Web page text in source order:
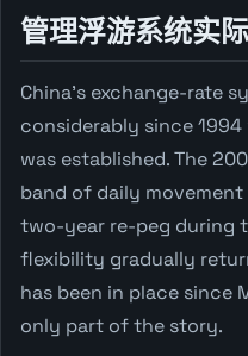
管理浮游系统实
China's exchange-rate
considerably since
was established. The
band of daily
two-year re-peg during
flexibility gradually
has been in place since
only part of the story.